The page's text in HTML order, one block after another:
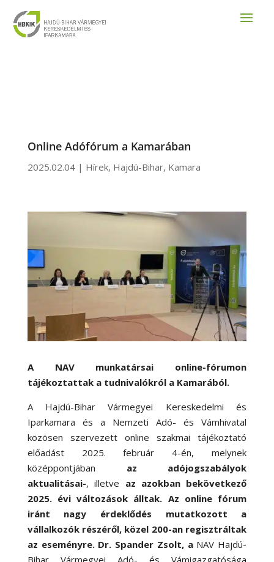
Online Adófórum a Kamarában
2025.02.04| Hírek, Hajdú-Bihar, Kamara
A NAV munkatársai online-fórumon
tájékoztattak a tudnivalókról a Kamarából.
A Hajdú-Bihar Vármegyei Kereskedelmi és
Iparkamara és a Nemzeti Adó- és Vámhivatal
közösen szervezett online szakmai tájékoztató
előadást 2025. február 4-én, melynek
középpontjában az adójogszabályok
aktualitásai-, illetve az azokban bekövetkező
2025. évi változások álltak. Az online fórum
iránt nagy érdeklődés mutatkozott a
vállalkozók részéről, közel 200-an regisztráltak
az eseményre. Dr. Spander Zsolt, a NAV Hajdú-